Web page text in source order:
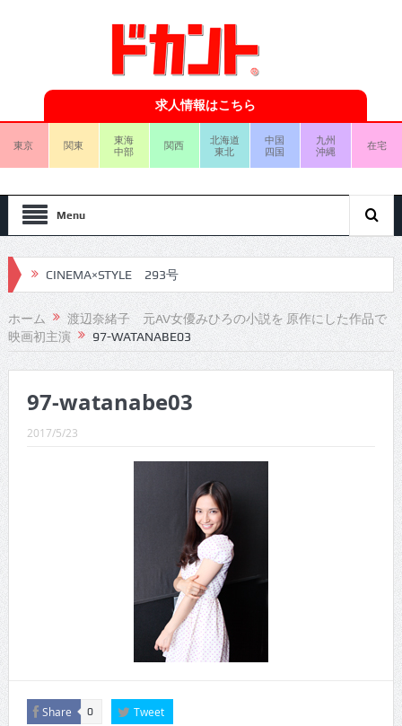
求人情報はこちら
東京 関東
東海
中部
関西
北海道
東北
中国
四国
九州
沖縄
在宅
Menu
CINEMA×STYLE 293号
CINEMA×STYLE 292号
CINEMA×STYLE 291号
CINEMA×STYLE 289号
CINEMA×STYLE 294号
ホーム
渡辺奈緒子 元AV女優みひろの小説を 原作にした作品で
映画初主演
97-WATANABE03
97-watanabe03
2017/5/23
Share 0 Tweet